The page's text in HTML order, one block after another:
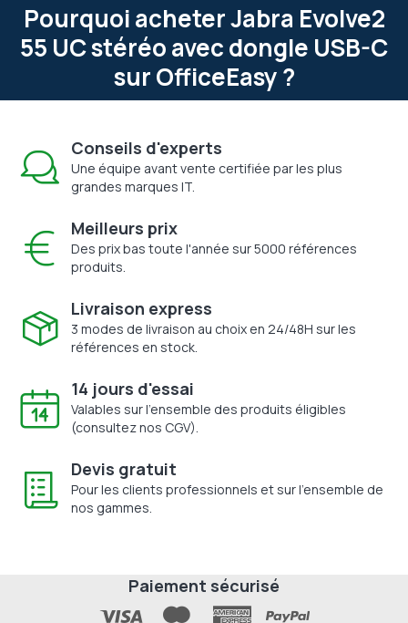
Pourquoi acheter Jabra Evolve2
55 UC stéréo avec dongle USB-C
sur OfficeEasy ?
Conseils d'experts
Une équipe avant vente certifiée par les plus
grandes marques IT.
Meilleurs prix
Des prix bas toute l'année sur 5000 références
produits.
Livraison express
3 modes de livraison au choix en 24/48H sur les
références en stock.
14 jours d'essai
Valables sur l'ensemble des produits éligibles
(consultez nos CGV).
Devis gratuit
Pour les clients professionnels et sur l'ensemble de
nos gammes.
Paiement sécurisé